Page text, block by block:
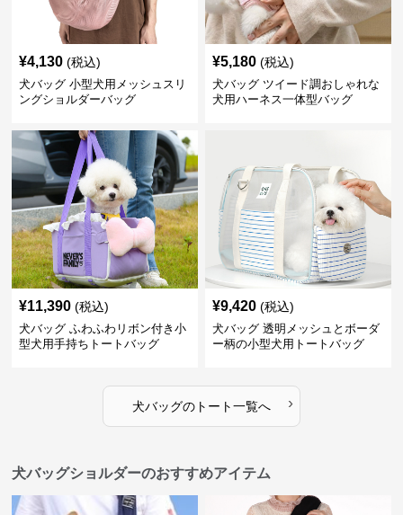
¥4,130 (税込)
犬バッグ 小型犬用メッシュスリ
ングショルダーバッグ
¥5,180 (税込)
犬バッグ ツイード調おしゃれな
犬用ハーネス一体型バッグ
¥11,390 (税込)
犬バッグ ふわふわリボン付き小
型犬用手持ちトートバッグ
¥9,420 (税込)
犬バッグ 透明メッシュとボーダ
ー柄の小型犬用トートバッグ
犬バッグのトート一覧へ ›
犬バッグショルダーのおすすめアイテム